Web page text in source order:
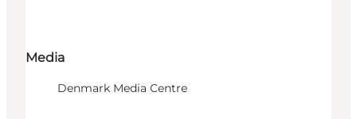
Media
Denmark Media Centre